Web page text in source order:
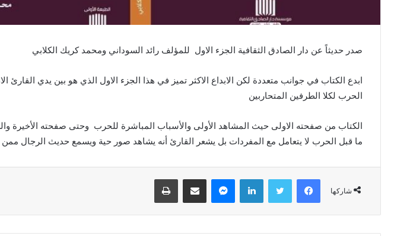
صدر‭ ‬حديثاً‭ ‬عن‭ ‬دار‭ ‬الصادق‭ ‬الثقافية‭ ‬الجزء‭ ‬الاول‭ ‬للمؤلف‭ ‬رائد‭ ‬السوداني‭ ‬ومحمد‭ ‬كريك‭ ‬الكلابي‭ ‬
‬الحرب‭ ‬لكلا‭ ‬الطرفين‭ ‬المتحاربين‭ ‬
الكتاب‭ ‬من‭ ‬صفحته‭ ‬الاولى‭ ‬حيث‭ ‬المشاهد‭ ‬الأولى‭ ‬والأسباب‭ ‬المباشرة‭ ‬للحرب‭ ‬وحتى‭ ‬صفحته‭ ‬الأخيرة‭ ‬والسرد‭ ‬المبكر‭
‬ما‭ ‬قبل‭ ‬الحرب‭ ‬لا‭ ‬يتعامل‭ ‬مع‭ ‬المفردات‭ ‬بل‭ ‬يشعر‭ ‬القارئ‭ ‬أنه‭ ‬يشاهد‭ ‬صور‭ ‬حية‭ ‬ويسمع‭ ‬حديث‭ ‬الرجال‭ ‬ممن‭ ‬ساهموا‭ ‬بالحدث
شاركها
فيسبوك تويتر لينكدإن ماسنجر مشاركة عبر البريد طباعة